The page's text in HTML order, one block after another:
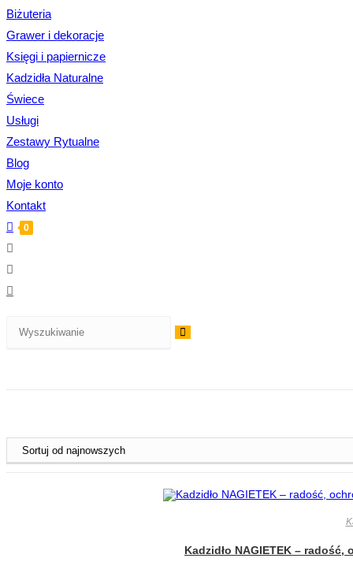
Biżuteria
Grawer i dekoracje
Księgi i papiernicze
Kadzidła Naturalne
Świece
Usługi
Zestawy Rytualne
Blog
Moje konto
Kontakt
0
Kadzidło NAGIETEK –